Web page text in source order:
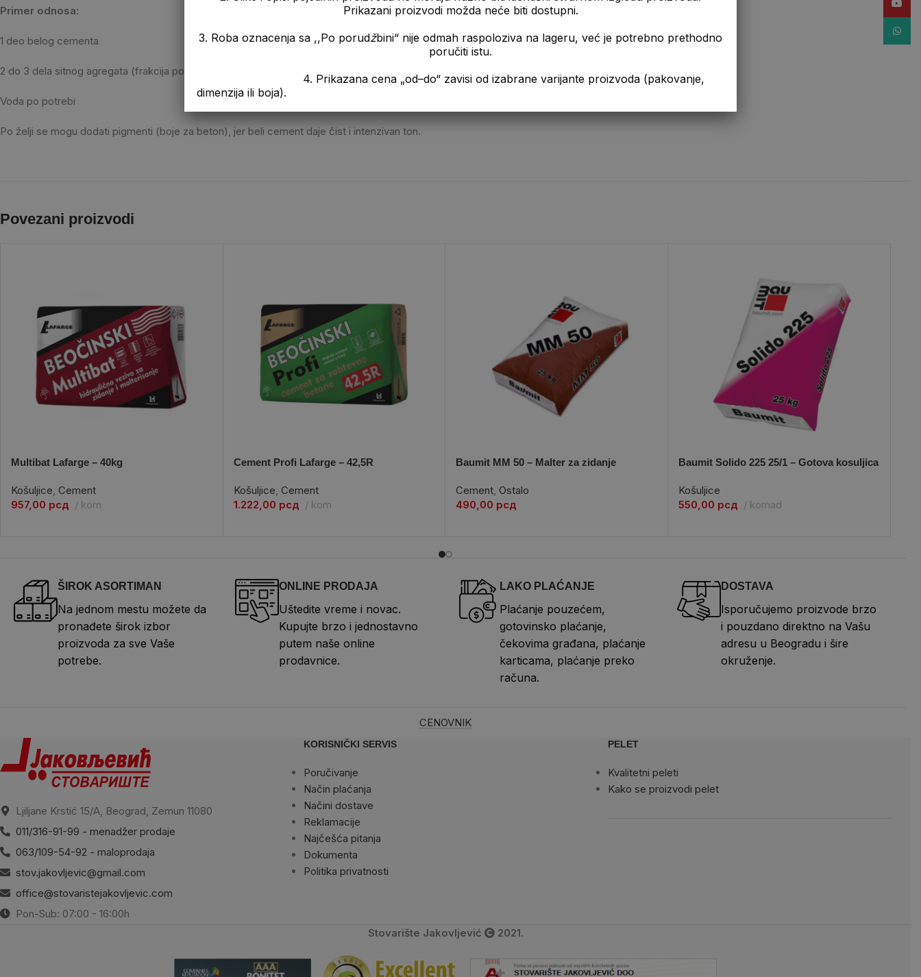
Primer odnosa:
1 deo belog cementa
2 do 3 dela sitnog agregata (frakcija po potrebi)
Voda po potrebi
Po želji se mogu dodati pigmenti (boje za beton), jer beli cement daje čist i intenzivan ton.
Povezani proizvodi
Multibat Lafarge – 40kg
Košuljice, Cement
957,00 рсд kom
Cement Profi Lafarge – 42,5R
Košuljice, Cement
1.222,00 рсд kom
Baumit MM 50 – Malter za zidanje
Cement, Ostalo
490,00 рсд
Baumit Solido 225 25/1 – Gotova kosuljica
Košuljice
550,00 рсд komad
ŠIROK ASORTIMAN
Na jednom mestu možete da
pronađete širok izbor
proizvoda za sve Vaše
potrebe.
ONLINE PRODAJA
Uštedite vreme i novac.
Kupujte brzo i jednostavno
putem naše online
prodavnice.
LAKO PLAĆANJE
Plaćanje pouzećem,
gotovinsko plaćanje,
čekovima građana, plaćanje
karticama, plaćanje preko
računa.
DOSTAVA
Isporučujemo proizvode brzo
i pouzdano direktno na Vašu
adresu u Beogradu i šire
okruženje.
CENOVNIK
Ljiljane Krstić 15/A, Beograd, Zemun 11080
011/316-91-99 - menadžer prodaje
063/109-54-92 - maloprodaja
stov.jakovljevic@gmail.com
office@stovaristejakovljevic.com
Pon-Sub: 07:00 - 16:00h
KORISNIČKI SERVIS
Poručivanje
Način plaćanja
Načini dostave
Reklamacije
Najčešća pitanja
Dokumenta
Politika privatnosti
PELET
Kvalitetni peleti
Kako se proizvodi pelet
Stovarište Jakovljević 2021.
Prikazani proizvodi možda neće biti dostupni.
3. Roba oznacenja sa ,,Po porudžbini“ nije odmah raspoloziva na lageru, već je potrebno prethodno
poručiti istu.
4. Prikazana cena „od–do“ zavisi od izabrane varijante proizvoda (pakovanje,
dimenzija ili boja).